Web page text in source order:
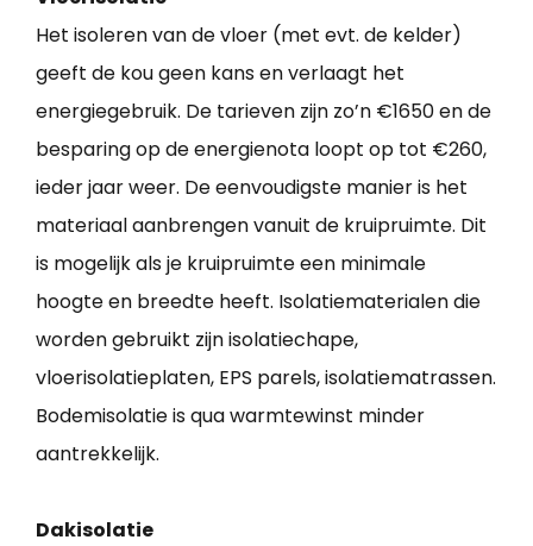
Het isoleren van de vloer (met evt. de kelder)
geeft de kou geen kans en verlaagt het
energiegebruik. De tarieven zijn zo’n €1650 en de
besparing op de energienota loopt op tot €260,
ieder jaar weer. De eenvoudigste manier is het
materiaal aanbrengen vanuit de kruipruimte. Dit
is mogelijk als je kruipruimte een minimale
hoogte en breedte heeft. Isolatiematerialen die
worden gebruikt zijn isolatiechape,
vloerisolatieplaten, EPS parels, isolatiematrassen.
Bodemisolatie is qua warmtewinst minder
aantrekkelijk.
Dakisolatie